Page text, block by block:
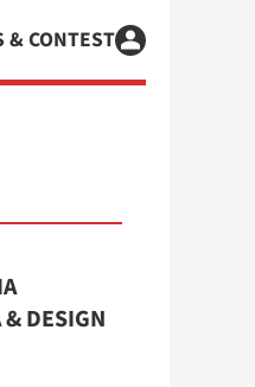
& CONTEST
DESIGN